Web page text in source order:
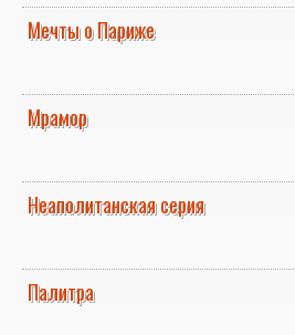
Мечты о Париже
Мрамор
Неаполитанская серия
Палитра